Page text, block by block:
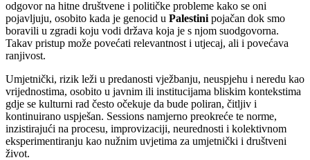
odgovor na hitne društvene i političke probleme kako se oni
pojavljuju, osobito kada je genocid u Palestini pojačan dok smo
boravili u zgradi koju vodi država koja je s njom suodgovorna.
Takav pristup može povećati relevantnost i utjecaj, ali i povećava
ranjivost.
Umjetnički, rizik leži u predanosti vježbanju, neuspjehu i neredu kao
vrijednostima, osobito u javnim ili institucijama bliskim kontekstima
gdje se kulturni rad često očekuje da bude poliran, čitljiv i
kontinuirano uspješan. Sessions namjerno preokreće te norme,
inzistirajući na procesu, improvizaciji, neurednosti i kolektivnom
eksperimentiranju kao nužnim uvjetima za umjetnički i društveni
život.